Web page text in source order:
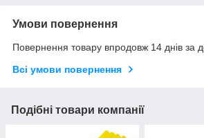
Умови повернення
Повернення товару впродовж 14 днів за
Всі умови повернення
Подібні товари компанії